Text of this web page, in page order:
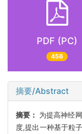
PDF (PC)
456
摘要/Abstract
摘要： 为提高神经
度,提出一种基于粒